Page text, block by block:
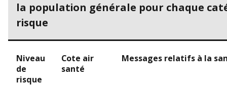
la population générale pour chaque
risque
Niveau
de
risque
Cote air
santé
Messages relatifs à la